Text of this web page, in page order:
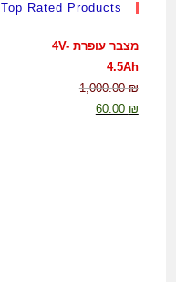
Top Rated Products
מצבר עופרת 4V-
4.5Ah
1,000.00₪
60.00 ₪